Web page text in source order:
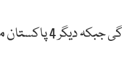
معاہدے کے تحت 4 آبدوزیں